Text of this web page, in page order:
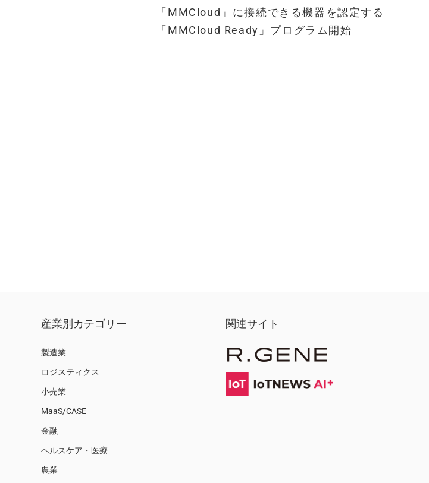
「MMCloud」に接続できる機器を認定する
「MMCloud Ready」プログラム開始
産業別カテゴリー
製造業
ロジスティクス
小売業
MaaS/CASE
金融
ヘルスケア・医療
農業
関連サイト